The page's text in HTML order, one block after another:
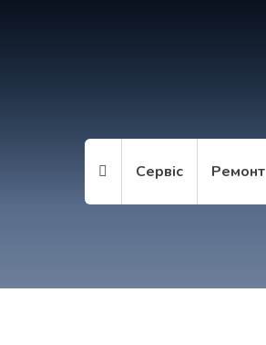
Сервіс Ремонт